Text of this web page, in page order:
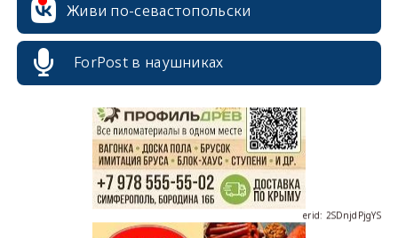
Живи по-севастопольски
ForPost в наушниках
erid: 2SDnjcrDNw6
erid: 2SDnjdPjgYS